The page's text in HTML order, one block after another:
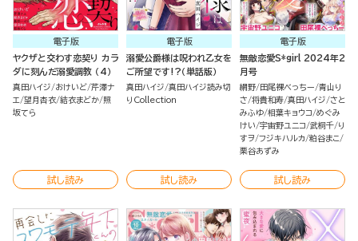
電子版
ヤクザと交わす恋契り カラ
ダに刻んだ溺愛調教 （4）
真田ハイジ おけいど 芹澤ナ
エ 望月杏衣 結衣まどか 照
坂てら
試し読み
電子版
溺愛公爵様は呪われ乙女を
ご所望です!?（単話版）
真田ハイジ 真田ハイジ読み切
りCollection
試し読み
電子版
無敵恋愛S*girl 2024年2
月号
網野 田尾裸べっちー 青山り
さ 将貴和寿 真田ハイジ さと
みふゆ 相葉キョウコ めぐみ
けい 宇宙野ユニコ 武桐千 り
すヲ フジキハルカ 粕谷まこ
栗谷あずみ
試し読み